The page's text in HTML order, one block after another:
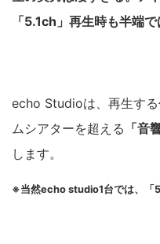
「5.1ch」再生時も半端
echo Studioは、再生す
ムシアターを超える 「音
します。
※当然echo studio1台では、「